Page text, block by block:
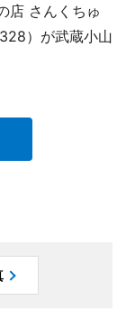
店 さんくちゅ
）が武蔵小山